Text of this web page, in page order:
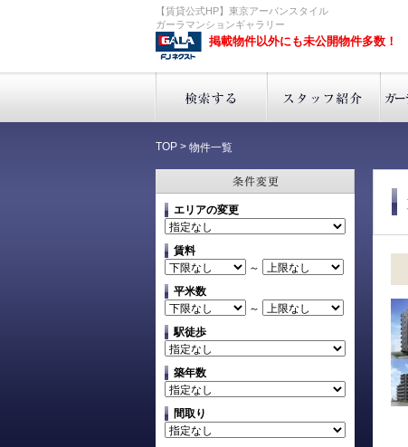
【賃貸公式HP】東京アーバンスタイル
ガーラマンションギャラリー
掲載物件以外にも未公開物件多数！
TOP > 物件一覧
エリアの変更
賃料
～
平米数
～
駅徒歩
築年数
間取り